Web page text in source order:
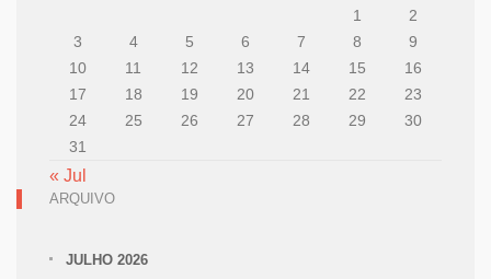
1
2
3
4 5 6 7 8
9
10
11 12 13 14 15
16
17
18 19 20 21 22
23
24
25 26 27 28 29
30
31
« Jul
ARQUIVO
JULHO 2026